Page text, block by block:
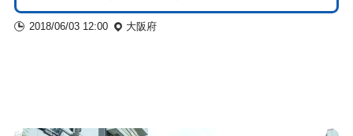
2018/06/03 12:00 大阪府